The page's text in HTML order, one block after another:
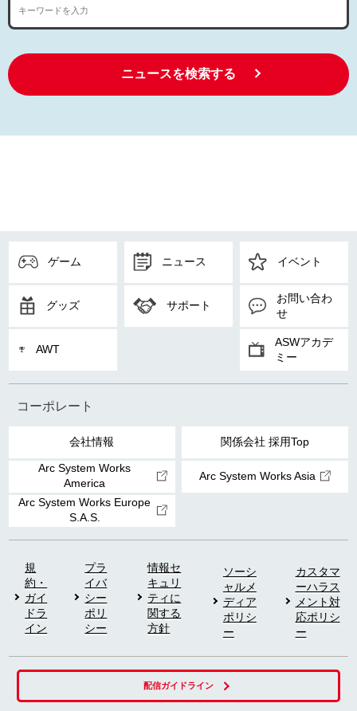
ニュースを検索する
ゲーム ニュース イベント
グッズ サポート
お問い合わ
せ
AWT
ASWアカデ
ミー
コーポレート
会社情報 関係会社 採用Top
Arc System Works
America
Arc System Works Asia
Arc System Works Europe
S.A.S.
規
約・
ガイ
ドラ
イン
プラ
イバ
シー
ポリ
シー
情報セ
キュリ
ティに
関する
方針
ソーシ
ャルメ
ディア
ポリシ
ー
カスタマ
ーハラス
メント対
応ポリシ
ー
配信ガイドライン